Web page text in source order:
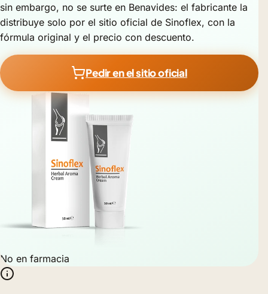
sin embargo, no se surte en Benavides: el fabricante la
distribuye solo por el sitio oficial de Sinoflex, con la
fórmula original y el precio con descuento.
Pedir en el sitio oficial
No en farmacia